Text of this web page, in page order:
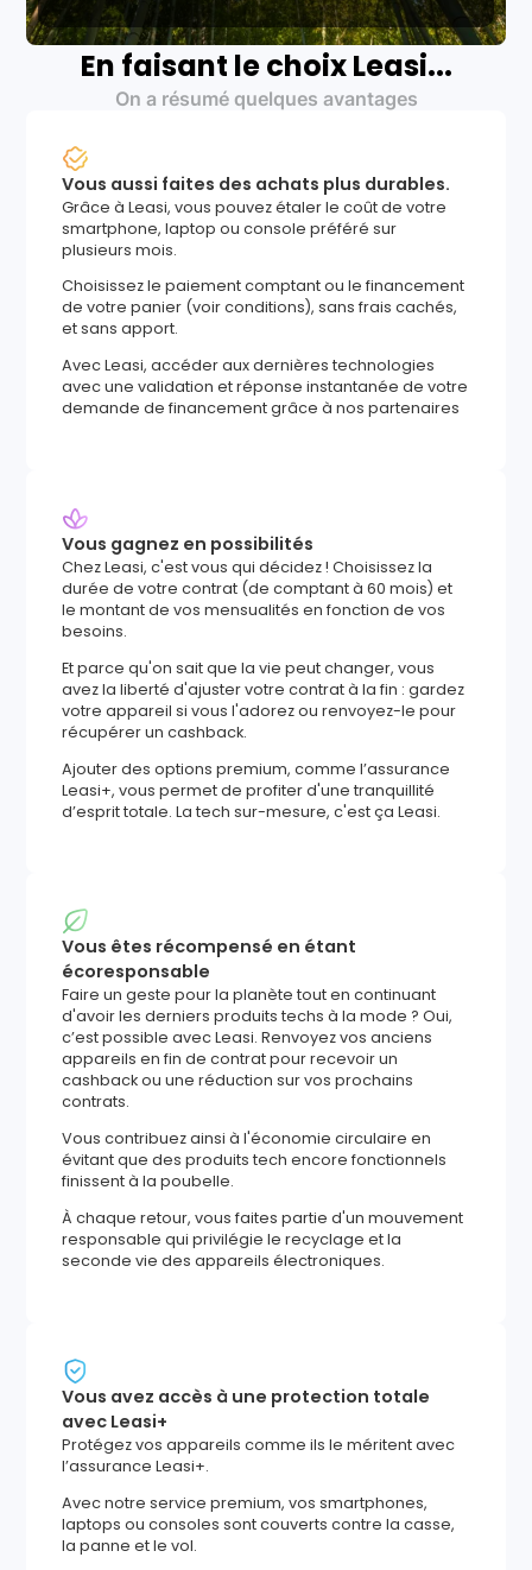
En faisant le choix Leasi...
On a résumé quelques avantages
Vous aussi faites des achats plus durables.
Grâce à Leasi, vous pouvez étaler le coût de votre
smartphone, laptop ou console préféré sur
plusieurs mois.
Choisissez le paiement comptant ou le financement
de votre panier (voir conditions), sans frais cachés,
et sans apport.
Avec Leasi, accéder aux dernières technologies
avec une validation et réponse instantanée de votre
demande de financement grâce à nos partenaires
Vous gagnez en possibilités
Chez Leasi, c'est vous qui décidez ! Choisissez la
durée de votre contrat (de comptant à 60 mois) et
le montant de vos mensualités en fonction de vos
besoins.
Et parce qu'on sait que la vie peut changer, vous
avez la liberté d'ajuster votre contrat à la fin : gardez
votre appareil si vous l'adorez ou renvoyez-le pour
récupérer un cashback.
Ajouter des options premium, comme l’assurance
Leasi+, vous permet de profiter d'une tranquillité
d’esprit totale. La tech sur-mesure, c'est ça Leasi.
Vous êtes récompensé en étant
écoresponsable
Faire un geste pour la planète tout en continuant
d'avoir les derniers produits techs à la mode ? Oui,
c’est possible avec Leasi. Renvoyez vos anciens
appareils en fin de contrat pour recevoir un
cashback ou une réduction sur vos prochains
contrats.
Vous contribuez ainsi à l'économie circulaire en
évitant que des produits tech encore fonctionnels
finissent à la poubelle.
À chaque retour, vous faites partie d'un mouvement
responsable qui privilégie le recyclage et la
seconde vie des appareils électroniques.
Vous avez accès à une protection totale
avec Leasi+
Protégez vos appareils comme ils le méritent avec
l’assurance Leasi+.
Avec notre service premium, vos smartphones,
laptops ou consoles sont couverts contre la casse,
la panne et le vol.